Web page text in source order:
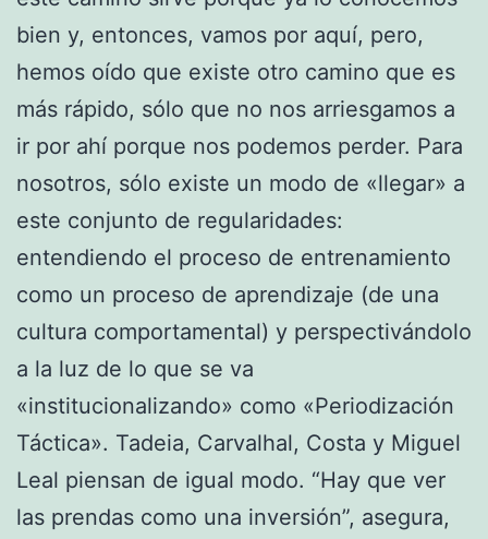
bien y, entonces, vamos por aquí, pero,
hemos oído que existe otro camino que es
más rápido, sólo que no nos arriesgamos a
ir por ahí porque nos podemos perder. Para
nosotros, sólo existe un modo de «llegar» a
este conjunto de regularidades:
entendiendo el proceso de entrenamiento
como un proceso de aprendizaje (de una
cultura comportamental) y perspectivándolo
a la luz de lo que se va
«institucionalizando» como «Periodización
Táctica». Tadeia, Carvalhal, Costa y Miguel
Leal piensan de igual modo. “Hay que ver
las prendas como una inversión”, asegura,